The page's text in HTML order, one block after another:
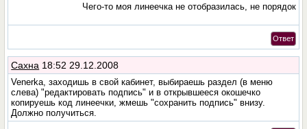
Чего-то моя линеечка не отобразилась, не порядок
Ответ
Сахна 18:52 29.12.2008
Venerka, заходишь в свой кабинет, выбираешь раздел (в меню
слева) "редактировать подпись" и в открывшееся окошечко
копируешь код линеечки, жмешь "сохранить подпись" внизу.
Должно получиться.